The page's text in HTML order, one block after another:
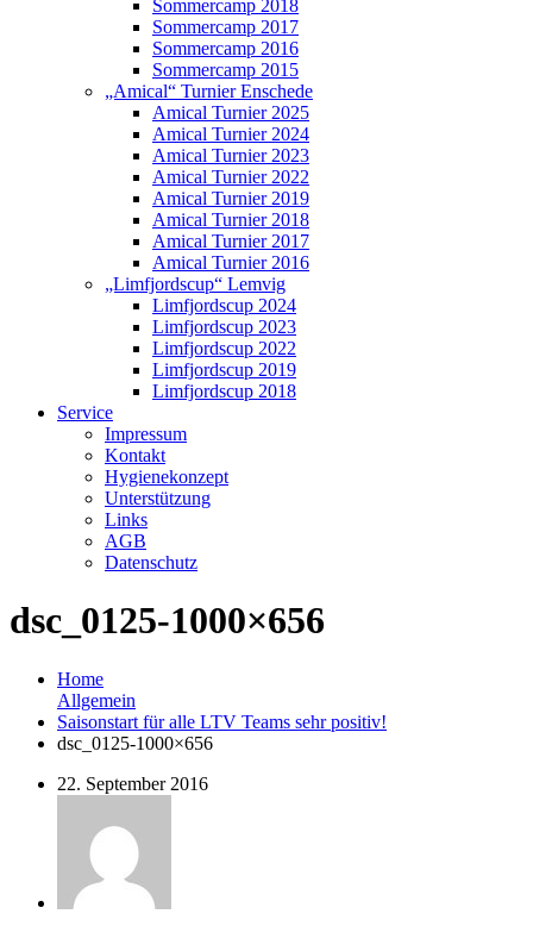
Sommercamp 2018
Sommercamp 2017
Sommercamp 2016
Sommercamp 2015
„Amical“ Turnier Enschede
Amical Turnier 2025
Amical Turnier 2024
Amical Turnier 2023
Amical Turnier 2022
Amical Turnier 2019
Amical Turnier 2018
Amical Turnier 2017
Amical Turnier 2016
„Limfjordscup“ Lemvig
Limfjordscup 2024
Limfjordscup 2023
Limfjordscup 2022
Limfjordscup 2019
Limfjordscup 2018
Service
Impressum
Kontakt
Hygienekonzept
Unterstützung
Links
AGB
Datenschutz
dsc_0125-1000×656
Home
Allgemein
Saisonstart für alle LTV Teams sehr positiv!
dsc_0125-1000×656
22. September 2016